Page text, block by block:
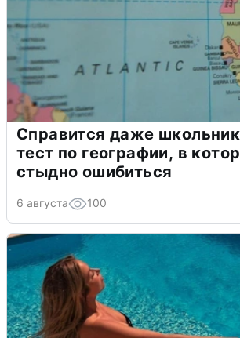
Справится даже
тест по географии, в
стыдно ошибиться
6 августа 100